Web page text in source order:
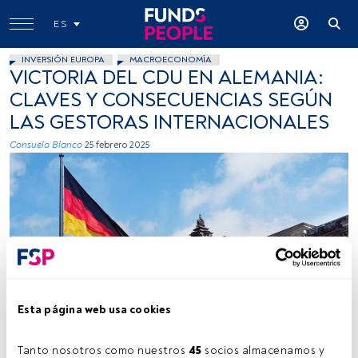
Esta página web usa cookies
Tanto nosotros como nuestros 45 socios almacenamos y
ES
INVERSIÓN EUROPA MACROECONOMÍA
VICTORIA DEL CDU EN ALEMANIA:
CLAVES Y CONSECUENCIAS SEGÚN
LAS GESTORAS INTERNACIONALES
Consuelo Blanco 25 febrero 2025
Tiempo lectura:5 min.